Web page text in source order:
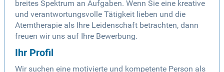
breites Spektrum an Aufgaben. Wenn Sie eine kreative
und verantwortungsvolle Tätigkeit lieben und die
Atemtherapie als Ihre Leidenschaft betrachten, dann
freuen wir uns auf Ihre Bewerbung.
Ihr Profil
Wir suchen eine motivierte und kompetente Person als